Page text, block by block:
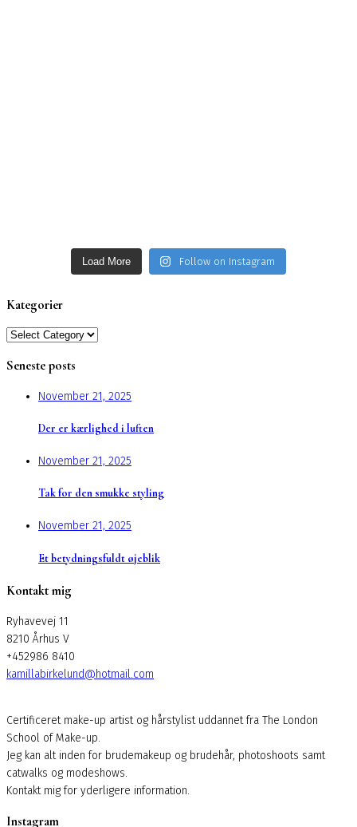
Load More Follow on Instagram
Kategorier
Kategorier
Seneste posts
November 21, 2025
Der er kærlighed i luften
November 21, 2025
Tak for den smukke styling
November 21, 2025
Et betydningsfuldt øjeblik
Kontakt mig
Ryhavevej 11
8210 Århus V
+452986 8410
kamillabirkelund@hotmail.com
Certificeret make-up artist og hårstylist uddannet fra The London
School of Make-up.
Jeg kan alt inden for brudemakeup og brudehår, photoshoots samt
catwalks og modeshows.
Kontakt mig for yderligere information.
Instagram